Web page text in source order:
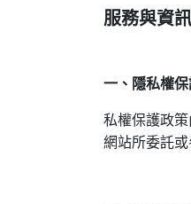
服務與資
一、隱私權
私權保護政
網站所委託或